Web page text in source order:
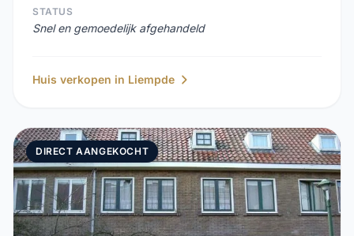
STATUS
Snel en gemoedelijk afgehandeld
Huis verkopen in Liempde
DIRECT AANGEKOCHT